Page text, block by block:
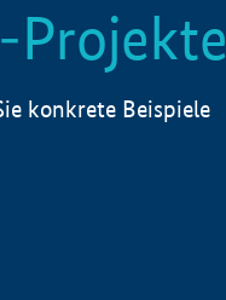
Projekte
konkrete Beispiele